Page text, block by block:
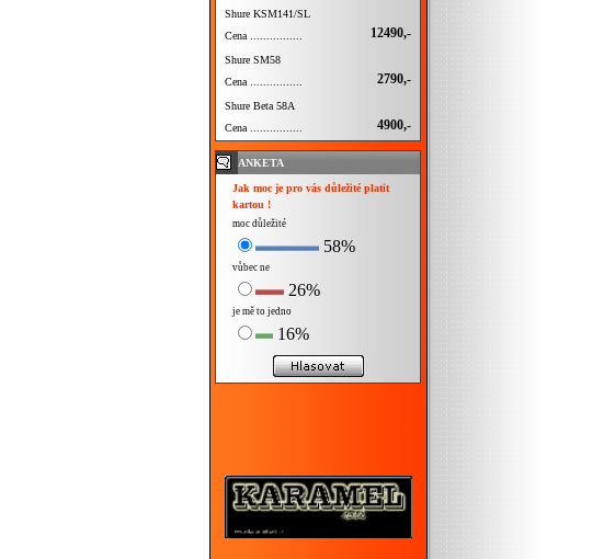
Shure KSM141/SL
Cena ................
12490,-
Shure SM58
Cena ................
2790,-
Shure Beta 58A
Cena ................
4900,-
ANKETA
Jak moc je pro vás důležité platit
kartou !
moc důležité
58%
vůbec ne
26%
je mě to jedno
16%